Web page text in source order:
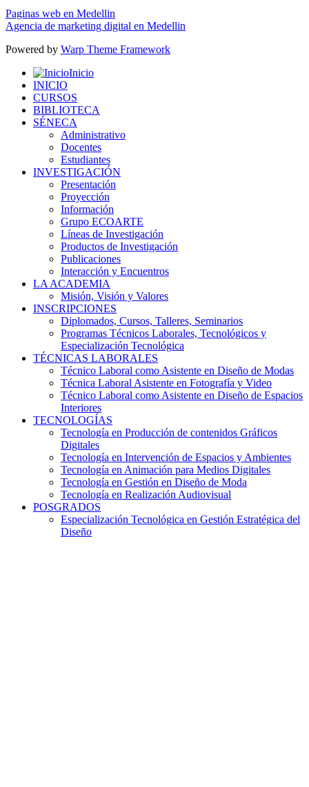
Paginas web en Medellin
Agencia de marketing digital en Medellin
Powered by Warp Theme Framework
Inicio
INICIO
CURSOS
BIBLIOTECA
SÉNECA
Administrativo
Docentes
Estudiantes
INVESTIGACIÓN
Presentación
Proyección
Información
Grupo ECOARTE
Líneas de Investigación
Productos de Investigación
Publicaciones
Interacción y Encuentros
LA ACADEMIA
Misión, Visión y Valores
INSCRIPCIONES
Diplomados, Cursos, Talleres, Seminarios
Programas Técnicos Laborales, Tecnológicos y
Especialización Tecnológica
TÉCNICAS LABORALES
Técnico Laboral como Asistente en Diseño de Modas
Técnica Laboral Asistente en Fotografía y Video
Técnico Laboral como Asistente en Diseño de Espacios
Interiores
TECNOLOGÍAS
Tecnología en Producción de contenidos Gráficos
Digitales
Tecnología en Intervención de Espacios y Ambientes
Tecnología en Animación para Medios Digitales
Tecnología en Gestión en Diseño de Moda
Tecnología en Realización Audiovisual
POSGRADOS
Especialización Tecnológica en Gestión Estratégica del
Diseño